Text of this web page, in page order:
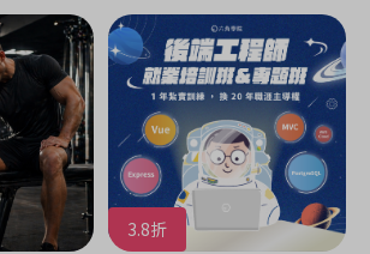
3.8折